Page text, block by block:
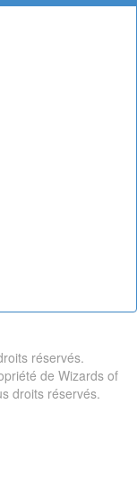
réservés.
de Wizards of
droits réservés.